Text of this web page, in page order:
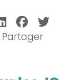
Partager